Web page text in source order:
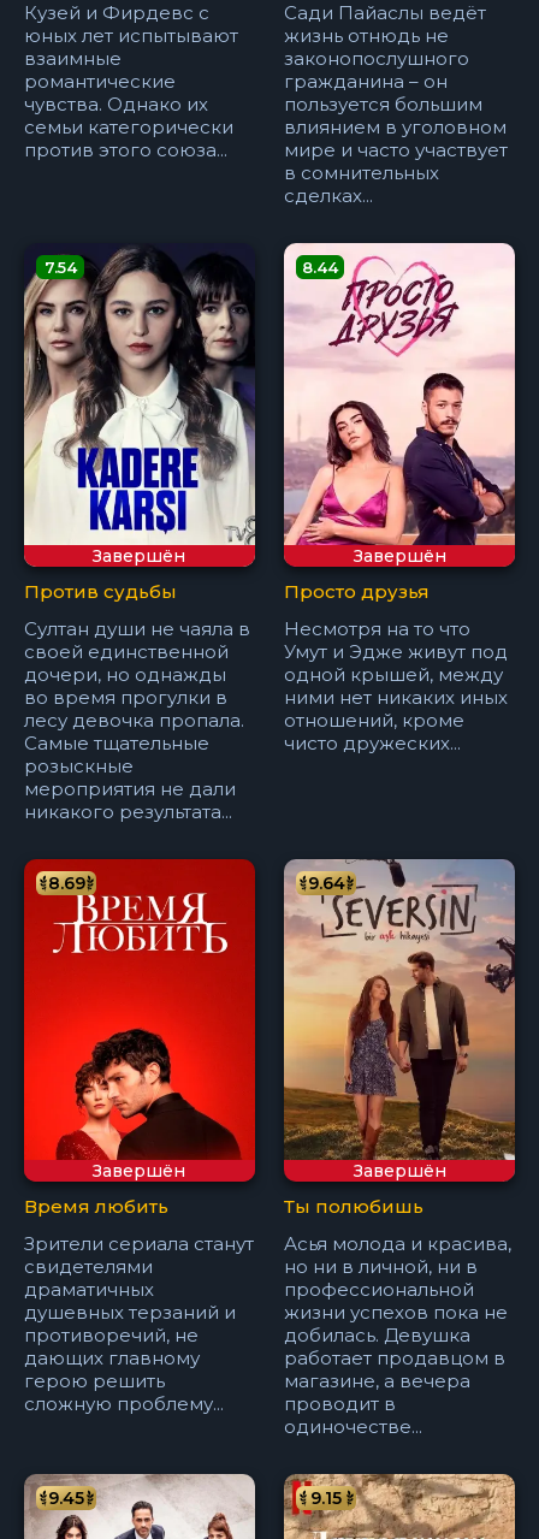
Кузей и Фирдевс с
юных лет испытывают
взаимные
романтические
чувства. Однако их
семьи категорически
против этого союза...
Сади Пайаслы ведёт
жизнь отнюдь не
законопослушного
гражданина – он
пользуется большим
влиянием в уголовном
мире и часто участвует
в сомнительных
сделках...
Завершён
7.54
Против судьбы
Султан души не чаяла в
своей единственной
дочери, но однажды
во время прогулки в
лесу девочка пропала.
Самые тщательные
розыскные
мероприятия не дали
никакого результата...
Завершён
8.44
Просто друзья
Несмотря на то что
Умут и Эдже живут под
одной крышей, между
ними нет никаких иных
отношений, кроме
чисто дружеских...
Завершён
8.69
Время любить
Зрители сериала станут
свидетелями
драматичных
душевных терзаний и
противоречий, не
дающих главному
герою решить
сложную проблему...
Завершён
9.64
Ты полюбишь
Асья молода и красива,
но ни в личной, ни в
профессиональной
жизни успехов пока не
добилась. Девушка
работает продавцом в
магазине, а вечера
проводит в
одиночестве...
9.45 9.15